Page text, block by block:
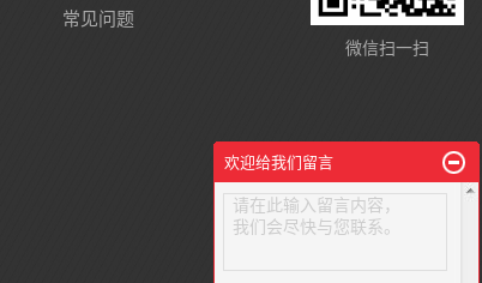
常见问题
微信扫一扫
欢迎给我们留言
请在此输入留言内容，
我们会尽快与您联系。